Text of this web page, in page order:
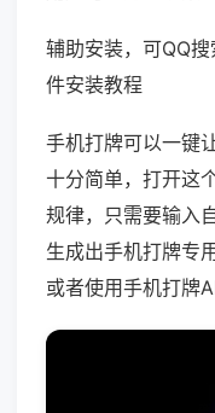
辅助安装，可QQ
件安装教程
手机打牌可以一键
十分简单，打开这
规律，只需要输入
生成出手机打牌专
或者使用手机打牌